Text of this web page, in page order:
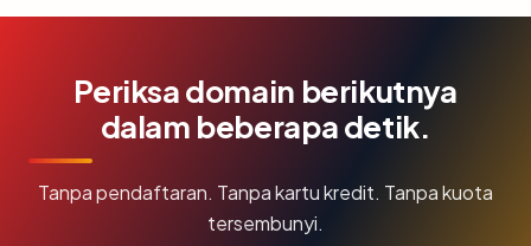
Periksa domain berikutnya
dalam beberapa detik.
Tanpa pendaftaran. Tanpa kartu kredit. Tanpa kuota
tersembunyi.